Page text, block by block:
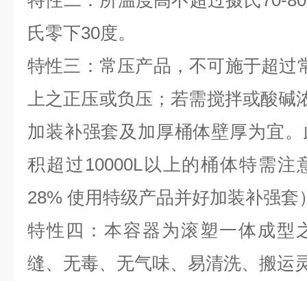
氏零下30度。
特性三：常压产品，不可施于超过
上之正压或负压；若需搅拌或酸碱
加装补强套及加厚桶体壁厚为宜
积超过10000L以上的桶体特需注
28% 使用特级产品并好加装补强套
特性四：本容器为滚塑一体成型
缝、无毒、无气味、易清洗、搬运